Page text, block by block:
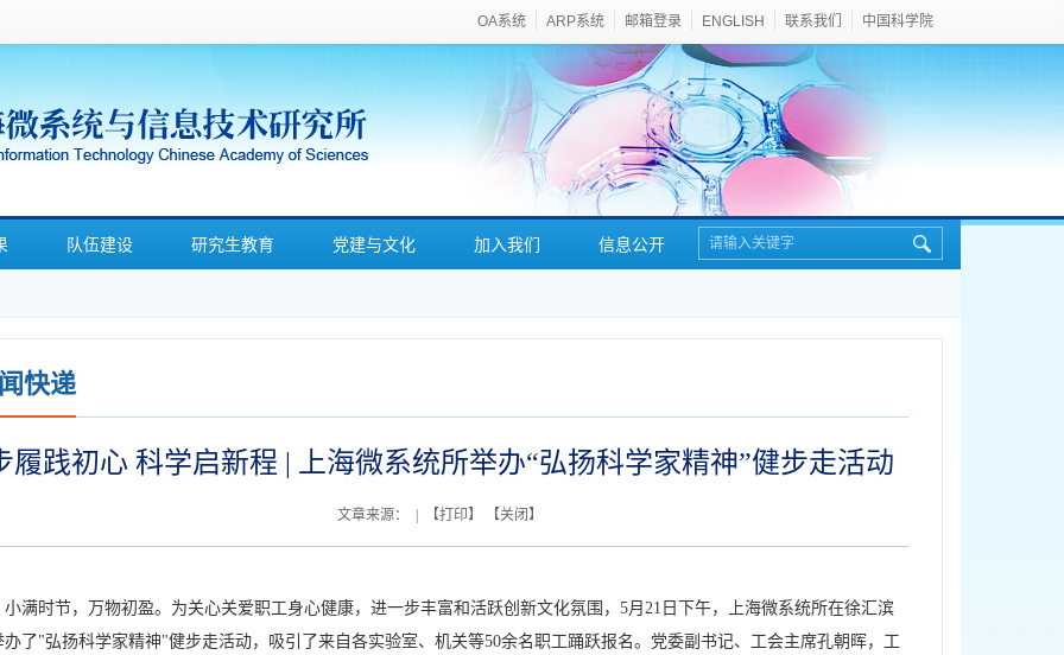
OA系统 ARP系统 邮箱登录 ENGLISH 联系我们 中国科学院
队伍建设 研究生教育 党建与文化 加入我们 信息公开
快递
履践初心 科学启新程 | 上海微系统所举办“弘扬科学家精神”健步走活动
文章来源： | 【打印】 【关闭 】
小满时节，万物初盈。为关心关爱职工身心健康，进一步丰富和活跃创新文化氛围，5月21日下午，上海微系统所在徐汇滨
办了"弘扬科学家精神"健步走活动，吸引了来自各实验室、机关等50余名职工踊跃报名。党委副书记、工会主席孔朝晖，工